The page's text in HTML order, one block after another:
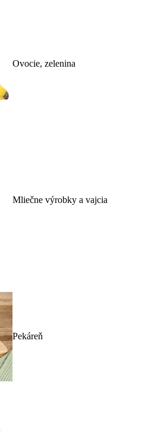
Ovocie, zelenina
Mliečne výrobky a vajcia
Pekáreň